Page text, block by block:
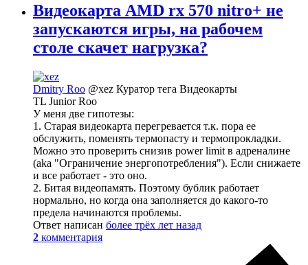
Видеокарта AMD rx 570 nitro+ не
запускаются игры, на рабочем
столе скачет нагрузка?
Dmitry Roo @xez Куратор тега Видеокарты
TL Junior Roo
У меня две гипотезы:
1. Старая видеокарта перегревается т.к. пора ее
обслужить, поменять термопасту и термопрокладки.
Можно это проверить снизив power limit в адреналине
(aka "Ограничение энергопотребления"). Если снижаете
и все работает - это оно.
2. Битая видеопамять. Поэтому бублик работает
нормально, но когда она заполняется до какого-то
предела начинаются проблемы.
Ответ написан более трёх лет назад
2 комментария